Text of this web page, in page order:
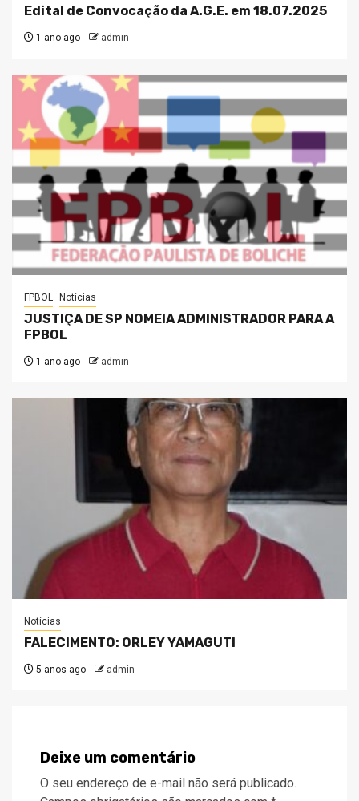
Edital de Convocação da A.G.E. em 18.07.2025
1 ano ago admin
FPBOL Notícias
JUSTIÇA DE SP NOMEIA ADMINISTRADOR PARA A
FPBOL
1 ano ago admin
Notícias
FALECIMENTO: ORLEY YAMAGUTI
5 anos ago admin
Deixe um comentário
O seu endereço de e-mail não será publicado.